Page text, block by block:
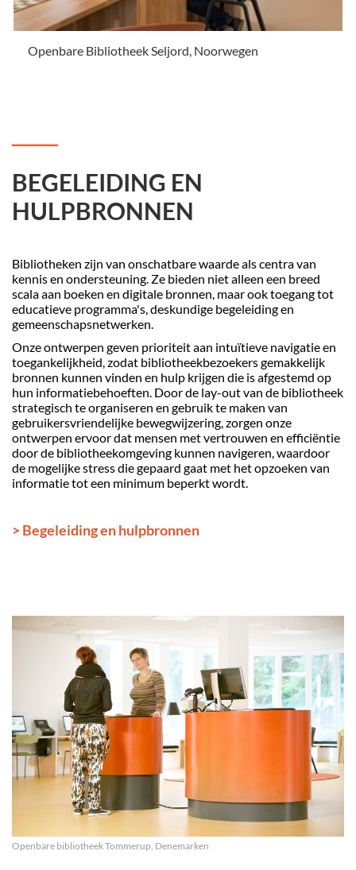
Openbare Bibliotheek Seljord, Noorwegen
BEGELEIDING EN
HULPBRONNEN
Bibliotheken zijn van onschatbare waarde als centra van
kennis en ondersteuning. Ze bieden niet alleen een breed
scala aan boeken en digitale bronnen, maar ook toegang tot
educatieve programma's, deskundige begeleiding en
gemeenschapsnetwerken.
Onze ontwerpen geven prioriteit aan intuïtieve navigatie en
toegankelijkheid, zodat bibliotheekbezoekers gemakkelijk
bronnen kunnen vinden en hulp krijgen die is afgestemd op
hun informatiebehoeften. Door de lay-out van de bibliotheek
strategisch te organiseren en gebruik te maken van
gebruikersvriendelijke bewegwijzering, zorgen onze
ontwerpen ervoor dat mensen met vertrouwen en efficiëntie
door de bibliotheekomgeving kunnen navigeren, waardoor
de mogelijke stress die gepaard gaat met het opzoeken van
informatie tot een minimum beperkt wordt.
> Begeleiding en hulpbronnen
Openbare bibliotheek Tommerup, Denemarken